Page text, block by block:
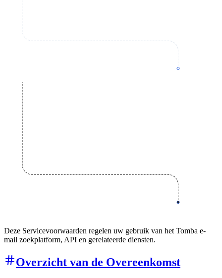
Deze Servicevoorwaarden regelen uw gebruik van het Tomba e-
mail zoekplatform, API en gerelateerde diensten.
Overzicht van de Overeenkomst